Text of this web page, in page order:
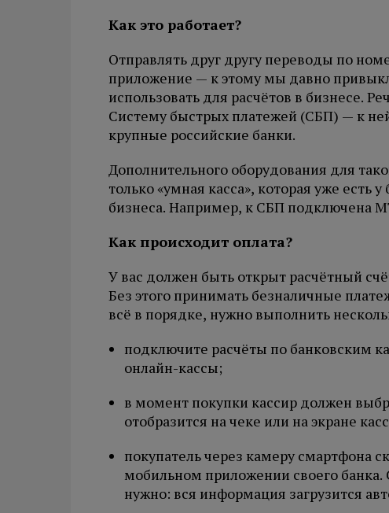
Как это работает?
Отправлять друг другу переводы по
приложение — к этому мы давно
использовать для расчётов в бизнесе.
Систему быстрых платежей (СБП) — к
крупные российские банки.
Дополнительного оборудования для
только «умная касса», которая уже есть
бизнеса. Например, к СБП подключена
Как происходит оплата?
У вас должен быть открыт расчётный
Без этого принимать безналичные
всё в порядке, нужно выполнить
подключите расчёты по банковским
онлайн-кассы;
в момент покупки кассир должен
отобразится на чеке или на экране
покупатель через камеру смартфона
мобильном приложении своего
нужно: вся информация загрузится